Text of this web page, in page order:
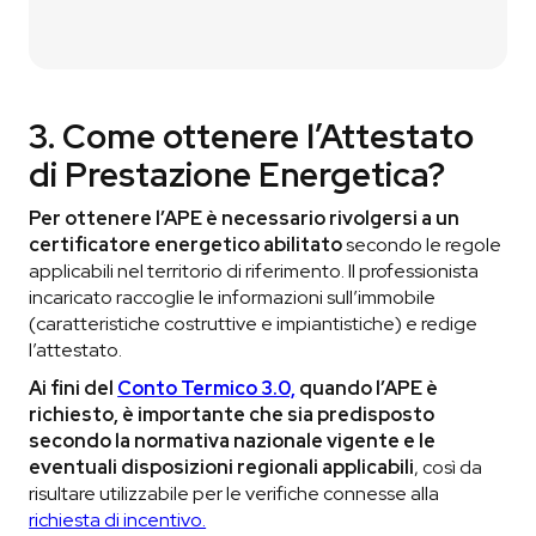
3. Come ottenere l’Attestato
di Prestazione Energetica?
Per ottenere l’APE è necessario rivolgersi a un
certificatore energetico abilitatosecondo le regole
applicabili nel territorio di riferimento. Il professionista
incaricato raccoglie le informazioni sull’immobile
(caratteristiche costruttive e impiantistiche) e redige
l’attestato.
Ai fini del Conto Termico 3.0, quando l’APE è
richiesto, è importante che sia predisposto
secondo la normativa nazionale vigente e le
eventuali disposizioni regionali applicabili, così da
risultare utilizzabile per le verifiche connesse alla
richiesta di incentivo.